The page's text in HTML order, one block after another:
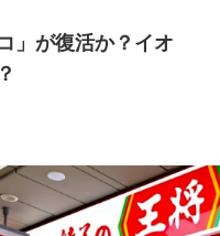
」が復活か？イオ